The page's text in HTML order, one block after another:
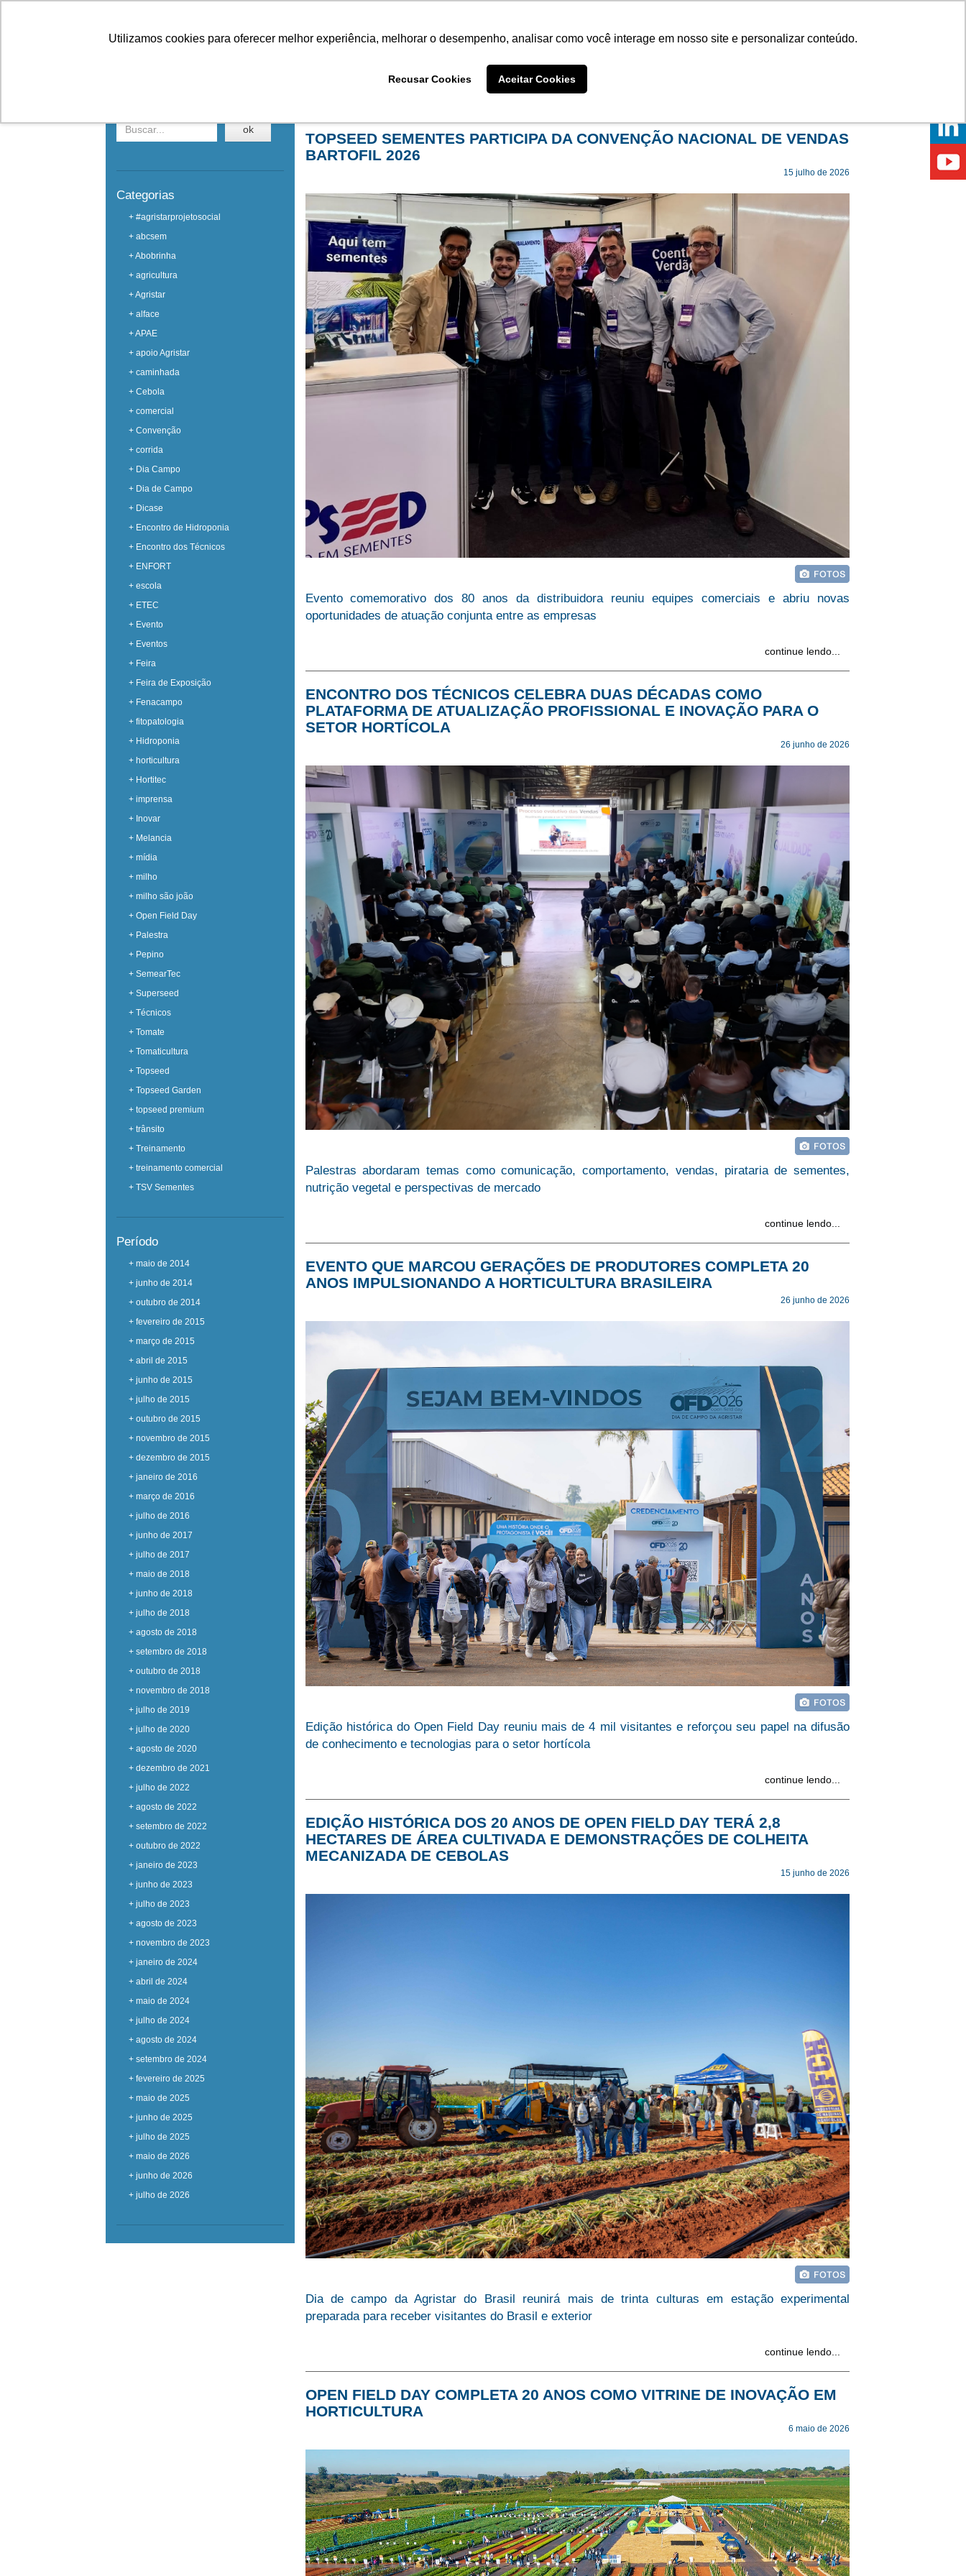
Utilizamos cookies para oferecer melhor experiência, melhorar o desempenho, analisar como você interage em nosso site e personalizar conteúdo.
Recusar Cookies Aceitar Cookies
ok
Categorias
+ #agristarprojetosocial
+ abcsem
+ Abobrinha
+ agricultura
+ Agristar
+ alface
+ APAE
+ apoio Agristar
+ caminhada
+ Cebola
+ comercial
+ Convenção
+ corrida
+ Dia Campo
+ Dia de Campo
+ Dicase
+ Encontro de Hidroponia
+ Encontro dos Técnicos
+ ENFORT
+ escola
+ ETEC
+ Evento
+ Eventos
+ Feira
+ Feira de Exposição
+ Fenacampo
+ fitopatologia
+ Hidroponia
+ horticultura
+ Hortitec
+ imprensa
+ Inovar
+ Melancia
+ mídia
+ milho
+ milho são joão
+ Open Field Day
+ Palestra
+ Pepino
+ SemearTec
+ Superseed
+ Técnicos
+ Tomate
+ Tomaticultura
+ Topseed
+ Topseed Garden
+ topseed premium
+ trânsito
+ Treinamento
+ treinamento comercial
+ TSV Sementes
Período
+ maio de 2014
+ junho de 2014
+ outubro de 2014
+ fevereiro de 2015
+ março de 2015
+ abril de 2015
+ junho de 2015
+ julho de 2015
+ outubro de 2015
+ novembro de 2015
+ dezembro de 2015
+ janeiro de 2016
+ março de 2016
+ julho de 2016
+ junho de 2017
+ julho de 2017
+ maio de 2018
+ junho de 2018
+ julho de 2018
+ agosto de 2018
+ setembro de 2018
+ outubro de 2018
+ novembro de 2018
+ julho de 2019
+ julho de 2020
+ agosto de 2020
+ dezembro de 2021
+ julho de 2022
+ agosto de 2022
+ setembro de 2022
+ outubro de 2022
+ janeiro de 2023
+ junho de 2023
+ julho de 2023
+ agosto de 2023
+ novembro de 2023
+ janeiro de 2024
+ abril de 2024
+ maio de 2024
+ julho de 2024
+ agosto de 2024
+ setembro de 2024
+ fevereiro de 2025
+ maio de 2025
+ junho de 2025
+ julho de 2025
+ maio de 2026
+ junho de 2026
+ julho de 2026
TOPSEED SEMENTES PARTICIPA DA CONVENÇÃO NACIONAL DE VENDAS
BARTOFIL 2026
15 julho de 2026
Evento comemorativo dos 80 anos da distribuidora reuniu equipes comerciais e abriu novas
oportunidades de atuação conjunta entre as empresas
continue lendo...
ENCONTRO DOS TÉCNICOS CELEBRA DUAS DÉCADAS COMO
PLATAFORMA DE ATUALIZAÇÃO PROFISSIONAL E INOVAÇÃO PARA O
SETOR HORTÍCOLA
26 junho de 2026
Palestras abordaram temas como comunicação, comportamento, vendas, pirataria de sementes,
nutrição vegetal e perspectivas de mercado
continue lendo...
EVENTO QUE MARCOU GERAÇÕES DE PRODUTORES COMPLETA 20
ANOS IMPULSIONANDO A HORTICULTURA BRASILEIRA
26 junho de 2026
Edição histórica do Open Field Day reuniu mais de 4 mil visitantes e reforçou seu papel na difusão
de conhecimento e tecnologias para o setor hortícola
continue lendo...
EDIÇÃO HISTÓRICA DOS 20 ANOS DE OPEN FIELD DAY TERÁ 2,8
HECTARES DE ÁREA CULTIVADA E DEMONSTRAÇÕES DE COLHEITA
MECANIZADA DE CEBOLAS
15 junho de 2026
Dia de campo da Agristar do Brasil reunirá mais de trinta culturas em estação experimental
preparada para receber visitantes do Brasil e exterior
continue lendo...
OPEN FIELD DAY COMPLETA 20 ANOS COMO VITRINE DE INOVAÇÃO EM
HORTICULTURA
6 maio de 2026